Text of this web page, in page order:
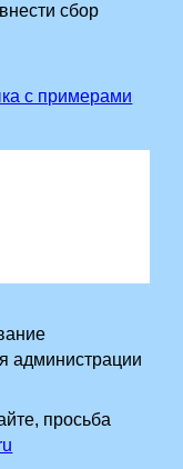
сбор
с примерами
администрации
просьба